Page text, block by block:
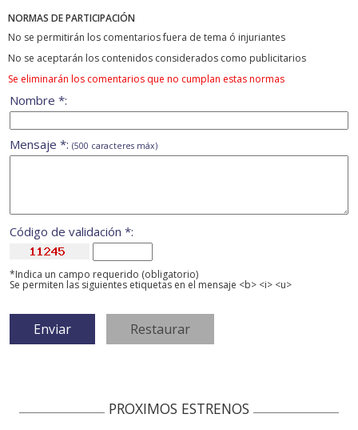
NORMAS DE PARTICIPACIÓN
No se permitirán los comentarios fuera de tema ó injuriantes
No se aceptarán los contenidos considerados como publicitarios
Se eliminarán los comentarios que no cumplan estas normas
Nombre *:
Mensaje *: (500 caracteres máx)
Código de validación *:
*Indica un campo requerido (obligatorio)
Se permiten las siguientes etiquetas en el mensaje <b> <i> <u>
PROXIMOS ESTRENOS